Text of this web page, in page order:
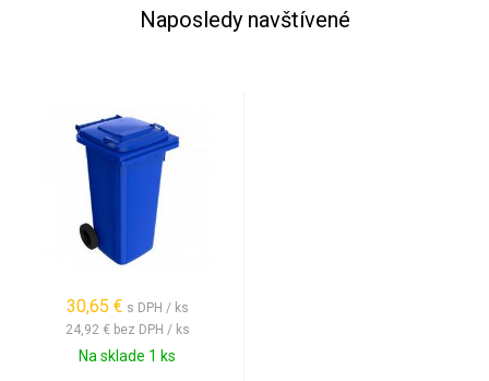
Naposledy navštívené
30,65 € s DPH / ks
24,92 € bez DPH / ks
Na sklade 1 ks